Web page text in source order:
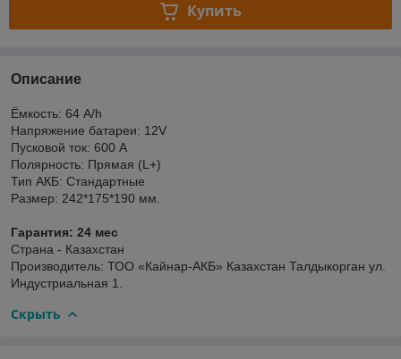
Купить
Описание
Ёмкость: 64 A/h
Напряжение батареи: 12V
Пусковой ток: 600 А
Полярность: Прямая (L+)
Тип АКБ: Стандартные
Размер: 242*175*190 мм.
Гарантия: 24 мес
Страна - Казахстан
Производитель: ТОО «Кайнар-АКБ» Казахстан Талдыкорган ул.
Индустриальная 1.
Скрыть